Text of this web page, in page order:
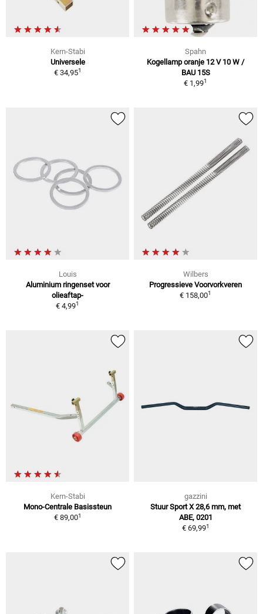
Kern-Stabi
Universele
€ 34,951
Spahn
Kogellamp oranje 12 V 10 W /
BAU 15S
€ 1,991
Louis
Aluminium ringenset voor
olieaftap-
€ 4,991
Wilbers
Progressieve Voorvorkveren
€ 158,001
Kern-Stabi
Mono-Centrale Basissteun
€ 89,001
gazzini
Stuur Sport X 28,6 mm, met
ABE, 0201
€ 69,991